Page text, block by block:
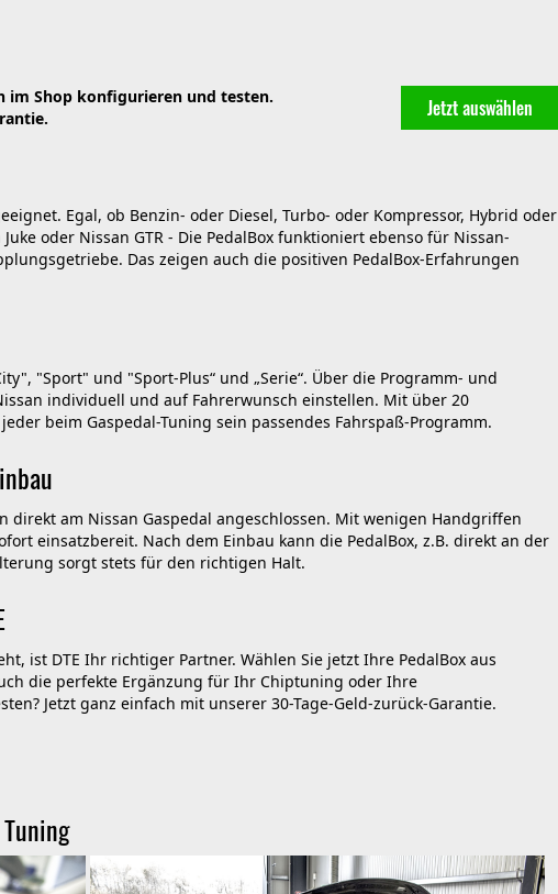
Jetzt auswählen
im Shop konfigurieren und testen.
Egal, ob Benzin- oder Diesel, Turbo- oder Kompressor, Hybrid oder
oder Nissan GTR - Die PedalBox funktioniert ebenso für Nissan-
Das zeigen auch die positiven PedalBox-Erfahrungen
"Sport" und "Sport-Plus“ und „Serie“. Über die Programm- und
individuell und auf Fahrerwunsch einstellen. Mit über 20
beim Gaspedal-Tuning sein passendes Fahrspaß-Programm.
direkt am Nissan Gaspedal angeschlossen. Mit wenigen Handgriffen
einsatzbereit. Nach dem Einbau kann die PedalBox, z.B. direkt an der
sorgt stets für den richtigen Halt.
ist DTE Ihr richtiger Partner. Wählen Sie jetzt Ihre PedalBox aus
die perfekte Ergänzung für Ihr Chiptuning oder Ihre
Jetzt ganz einfach mit unserer 30-Tage-Geld-zurück-Garantie.